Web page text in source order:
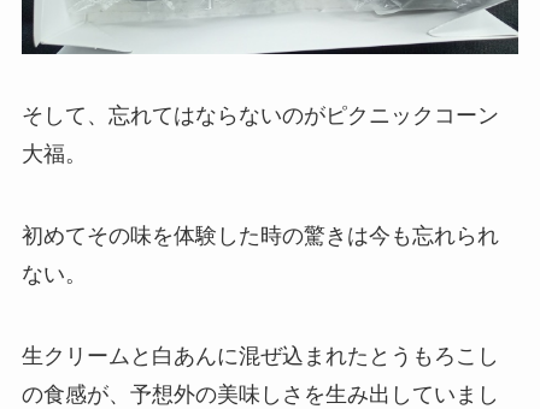
そして、忘れてはならないのがピクニックコーン
大福。
初めてその味を体験した時の驚きは今も忘れられ
ない。
生クリームと白あんに混ぜ込まれたとうもろこし
の食感が、予想外の美味しさを生み出していまし